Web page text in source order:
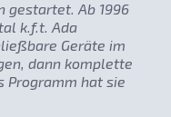
gestartet. Ab 1996
k.f.t. Ada
Geräte im
dann komplette
Programm hat sie